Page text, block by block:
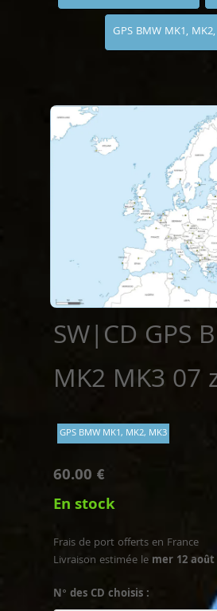
GPS BMW MK1,
SW|CD GPS
MK2 MK3 07
GPS BMW MK1, MK2, MK3
60.00 €
En stock
Frais de port offerts en France
Livraison estimée le mer 12 août
N° des CD choisis :